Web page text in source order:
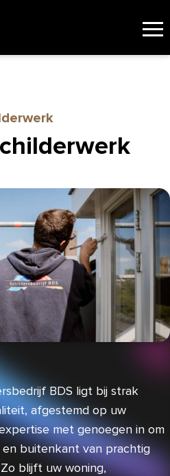
BDS ligt bij strak
afgestemd op uw
met genoegen in om
buitenkant van prachtig
blijft uw woning,